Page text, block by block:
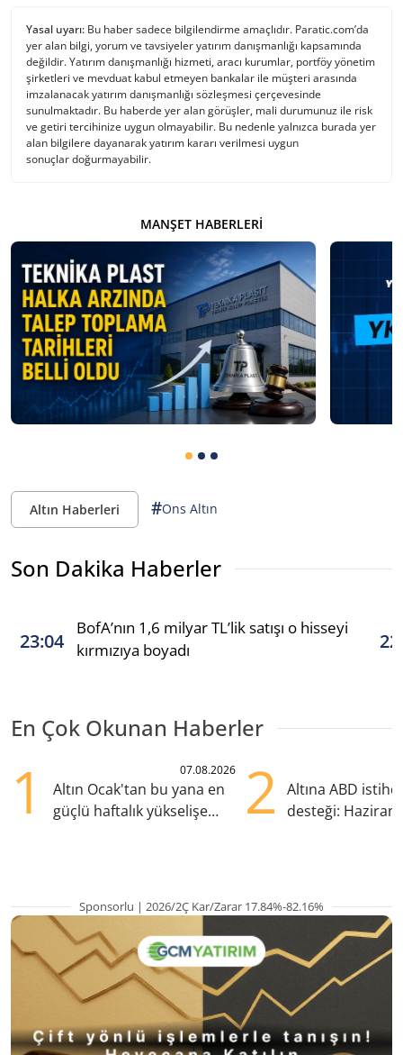
Yasal uyarı: Bu haber sadece bilgilendirme amaçlıdır. Paratic.com’da
yer alan bilgi, yorum ve tavsiyeler yatırım danışmanlığı kapsamında
değildir. Yatırım danışmanlığı hizmeti, aracı kurumlar, portföy yönetim
şirketleri ve mevduat kabul etmeyen bankalar ile müşteri arasında
imzalanacak yatırım danışmanlığı sözleşmesi çerçevesinde
sunulmaktadır. Bu haberde yer alan görüşler, mali durumunuz ile risk
ve getiri tercihinize uygun olmayabilir. Bu nedenle yalnızca burada yer
alan bilgilere dayanarak yatırım kararı verilmesi uygun
sonuçlar doğurmayabilir.
MANŞET HABERLERI
Altın Haberleri #Ons Altın
Son Dakika Haberler
23:04
BofA’nın 1,6 milyar TL’lik satışı o hisseyi
kırmızıya boyadı
En Çok Okunan Haberler
1 07.08.2026
Altın Ocak'tan bu yana en
güçlü haftalık yükselişe
2
Altına ABD
desteği:
Sponsorlu | 2026/2Ç Kar/Zarar 17.84%-82.16%